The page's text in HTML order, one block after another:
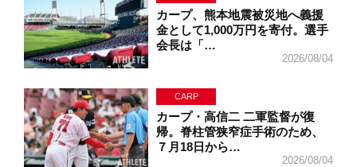
カープ、熊本地震被災地へ義援
金として1,000万円を寄付。選手
会長は「…
2026/08/04
CARP
カープ・高信二 二軍監督が復
帰。脊柱管狭窄症手術のため、
７月18日から…
2026/08/04